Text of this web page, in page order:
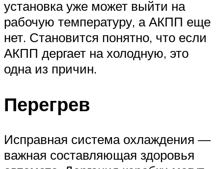
установка уже может выйти на
рабочую температуру, а АКПП еще
нет. Становится понятно, что если
АКПП дергает на холодную, это
одна из причин.
Перегрев
Исправная система охлаждения —
важная составляющая здоровья